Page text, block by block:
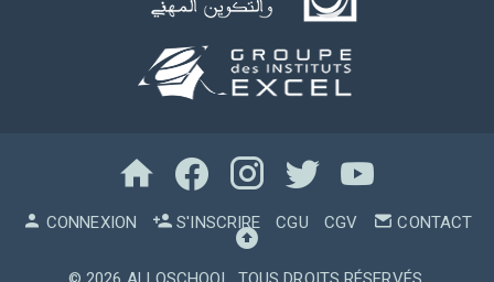
CONNEXION S'INSCRIRE CGU CGV CONTACT